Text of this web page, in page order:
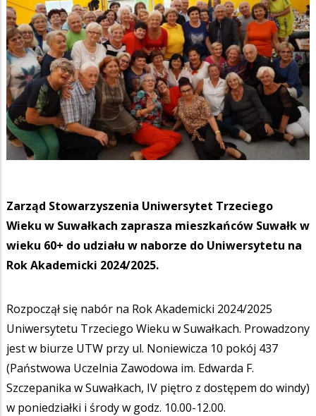
Zarząd Stowarzyszenia Uniwersytet Trzeciego
Wieku w Suwałkach zaprasza mieszkańców Suwałk w
wieku 60+ do udziału w naborze do Uniwersytetu na
Rok Akademicki 2024/2025.
Rozpoczął się nabór na Rok Akademicki 2024/2025
Uniwersytetu Trzeciego Wieku w Suwałkach. Prowadzony
jest w biurze UTW przy ul. Noniewicza 10 pokój 437
(Państwowa Uczelnia Zawodowa im. Edwarda F.
Szczepanika w Suwałkach, IV piętro z dostępem do windy)
w poniedziałki i środy w godz. 10.00-12.00.